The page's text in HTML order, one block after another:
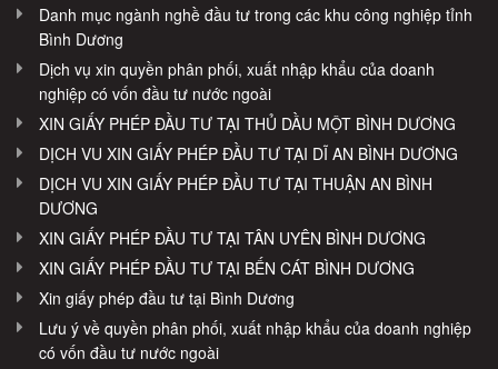
Danh mục ngành nghề đầu tư trong các khu công nghiệp tỉnh
Bình Dương
Dịch vụ xin quyền phân phối, xuất nhập khẩu của doanh
nghiệp có vốn đầu tư nước ngoài
XIN GIẤY PHÉP ĐẦU TƯ TẠI THỦ DẦU MỘT BÌNH DƯƠNG
DỊCH VU XIN GIẤY PHÉP ĐẦU TƯ TẠI DĨ AN BÌNH DƯƠNG
DỊCH VU XIN GIẤY PHÉP ĐẦU TƯ TẠI THUẬN AN BÌNH
DƯƠNG
XIN GIẤY PHÉP ĐẦU TƯ TẠI TÂN UYÊN BÌNH DƯƠNG
XIN GIẤY PHÉP ĐẦU TƯ TẠI BẾN CÁT BÌNH DƯƠNG
Xin giấy phép đầu tư tại Bình Dương
Lưu ý về quyền phân phối, xuất nhập khẩu của doanh nghiệp
có vốn đầu tư nước ngoài